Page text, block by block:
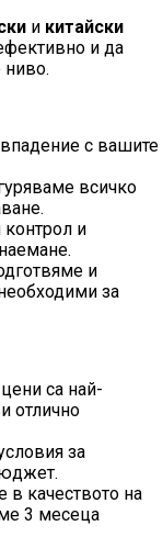
и китайски
и да
ниво.
с вашите
всичко
и
и
за
са най-
отлично
за
в качеството на
3 месеца